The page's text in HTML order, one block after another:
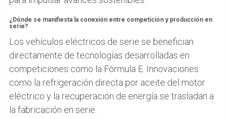
¿Dónde se manifiesta la conexión entre competición y producción en
serie?
Los vehículos eléctricos de serie se benefician
directamente de tecnologías desarrolladas en
competiciones como la Fórmula E. Innovaciones
como la refrigeración directa por aceite del motor
eléctrico y la recuperación de energía se trasladan a
la fabricación en serie.